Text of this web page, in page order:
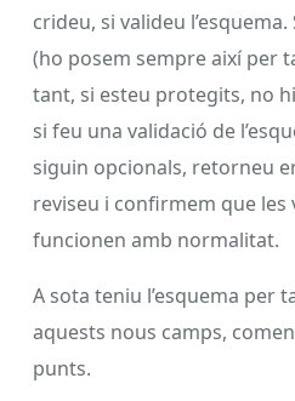
crideu, si valideu
(ho posem sempre així per
tant, si esteu protegits, no
si feu una validació de
siguin opcionals, retorneu
reviseu i confirmem que les
funcionen amb normalitat.
A sota teniu l’esquema per
aquests nous camps,
punts.